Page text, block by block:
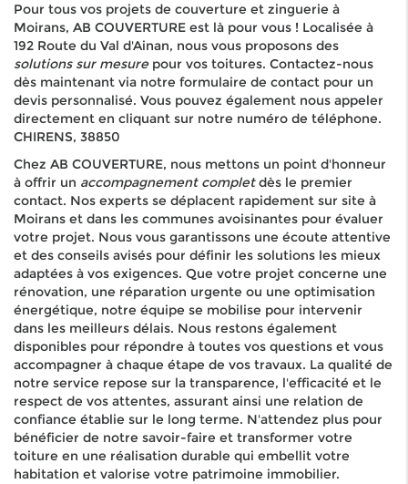
Pour tous vos projets de couverture et zinguerie à
Moirans, AB COUVERTURE est là pour vous ! Localisée à
192 Route du Val d'Ainan, nous vous proposons des
solutions sur mesurepour vos toitures. Contactez-nous
dès maintenant via notre formulaire de contact pour un
devis personnalisé. Vous pouvez également nous appeler
directement en cliquant sur notre numéro de téléphone.
CHIRENS, 38850
Chez AB COUVERTURE, nous mettons un point d'honneur
à offrir un accompagnement completdès le premier
contact. Nos experts se déplacent rapidement sur site à
Moirans et dans les communes avoisinantes pour évaluer
votre projet. Nous vous garantissons une écoute attentive
et des conseils avisés pour définir les solutions les mieux
adaptées à vos exigences. Que votre projet concerne une
rénovation, une réparation urgente ou une optimisation
énergétique, notre équipe se mobilise pour intervenir
dans les meilleurs délais. Nous restons également
disponibles pour répondre à toutes vos questions et vous
accompagner à chaque étape de vos travaux. La qualité de
notre service repose sur la transparence, l'efficacité et le
respect de vos attentes, assurant ainsi une relation de
confiance établie sur le long terme. N'attendez plus pour
bénéficier de notre savoir-faire et transformer votre
toiture en une réalisation durable qui embellit votre
habitation et valorise votre patrimoine immobilier.